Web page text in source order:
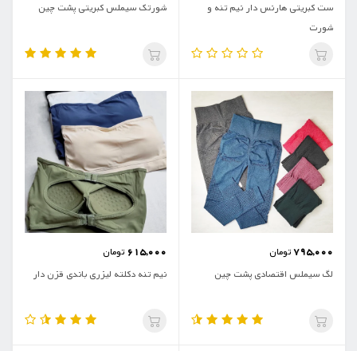
ست کبریتی هارنس دار نیم تنه و
شورت
شورتک سیملس کبریتی پشت چین
795,000تومان
لگ سیملس اقتصادی پشت چین
615,000 تومان
نیم تنه دکلته لیزری باندی قزن دار